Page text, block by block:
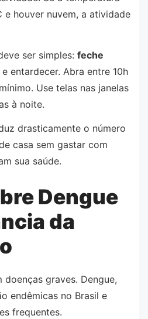
e houver nuvem, a atividade
ser simples: feche
entardecer. Abra entre 10h
Use telas nas janelas
à noite.
drasticamente o número
casa sem gastar com
sua saúde.
Dengue
da
graves. Dengue,
endêmicas no Brasil e
frequentes.